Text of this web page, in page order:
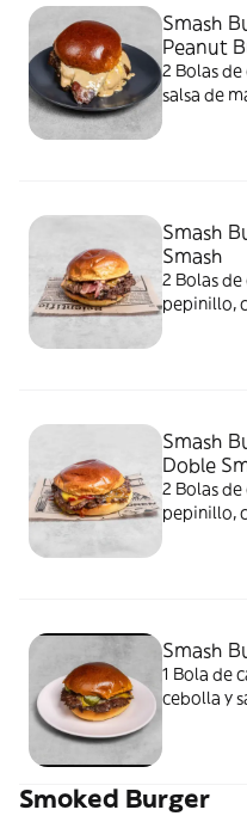
Smash
Peanut
2 Bolas
salsa de
Smash
Smash
2 Bolas
pepinillo,
Smash
Doble
2 Bolas
pepinillo,
Smash
1 Bola de
cebolla y
Smoked Burger